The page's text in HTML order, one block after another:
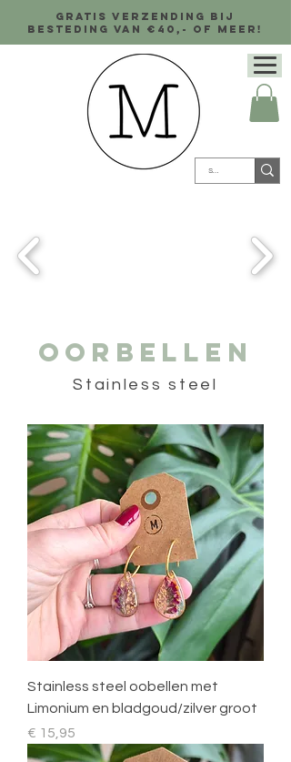
Gratis verzending bij
besteding van €40,- of meer!
Oorbellen
Stainless steel
Stainless steel oobellen met
Limonium en bladgoud/zilver groot
Prijs
€ 15,95